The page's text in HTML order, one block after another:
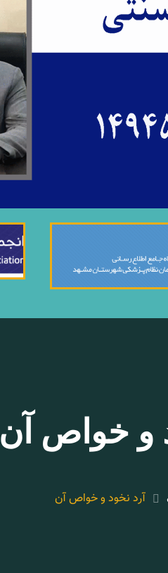
و خواص آن
آرد نخود و خواص آن